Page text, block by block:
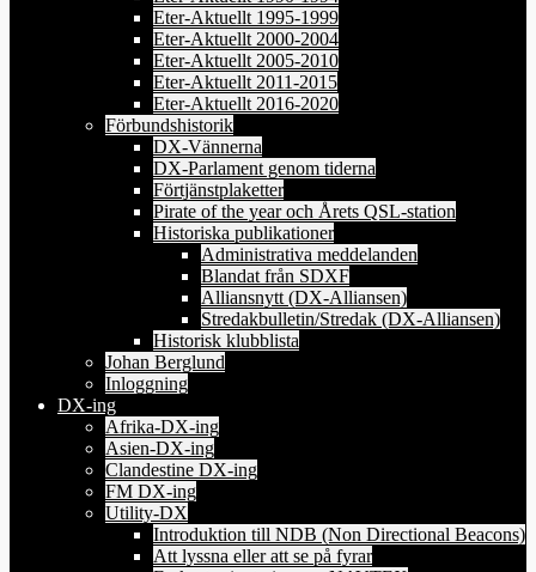
Eter-Aktuellt 1995-1999
Eter-Aktuellt 2000-2004
Eter-Aktuellt 2005-2010
Eter-Aktuellt 2011-2015
Eter-Aktuellt 2016-2020
Förbundshistorik
DX-Vännerna
DX-Parlament genom tiderna
Förtjänstplaketter
Pirate of the year och Årets QSL-station
Historiska publikationer
Administrativa meddelanden
Blandat från SDXF
Alliansnytt (DX-Alliansen)
Stredakbulletin/Stredak (DX-Alliansen)
Historisk klubblista
Johan Berglund
Inloggning
DX-ing
Afrika-DX-ing
Asien-DX-ing
Clandestine DX-ing
FM DX-ing
Utility-DX
Introduktion till NDB (Non Directional Beacons)
Att lyssna eller att se på fyrar